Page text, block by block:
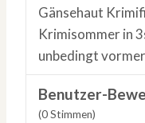
Gänsehaut
Krimisommer in
unbedingt
Benutzer-
(0Stimmen)